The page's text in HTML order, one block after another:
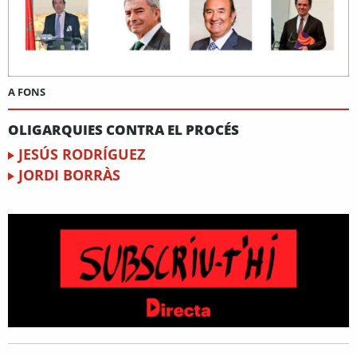
A FONS
OLIGARQUIES CONTRA EL PROCÉS
JESÚS RODRÍGUEZ
JORDI BORRÀS